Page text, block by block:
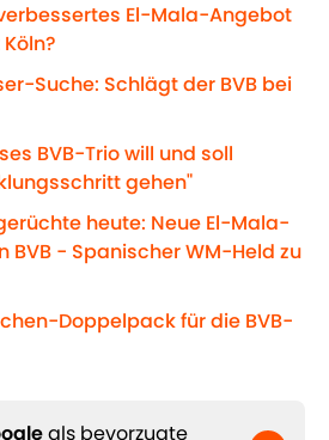
El-Mala-Angebot
Suche: Schlägt der BVB bei
BVB-Trio will und soll
gehen"
heute: Neue El-Mala-
BVB - Spanischer WM-Held zu
Doppelpack für die BVB-
als bevorzugte